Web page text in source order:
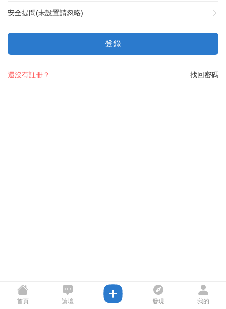
安全提問(未設置請忽略)
登錄
找回密碼
還沒有註冊？
首頁 論壇 發現 我的